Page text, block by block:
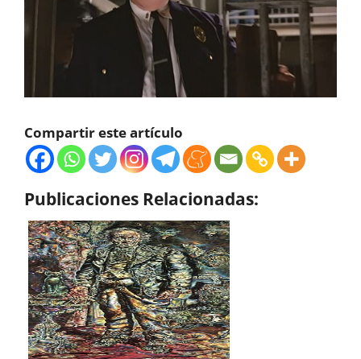
Compartir este artículo
Publicaciones Relacionadas: